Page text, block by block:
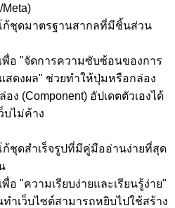
ก้ชุดมาตรฐานสากลที่มีชิ้นส่วน
พื่อ "จัดการความซับซ้อนของการ
สดงผล" ช่วยทำให้ปุ่มหรือกล่อง
ง (Component) อัปเดตตัวเองได้
บไม่ค้าง
ก้ชุดสำเร็จรูปที่มีคู่มืออ่านง่ายที่สุด
พื่อ "ความเรียบง่ายและเรียนรู้ง่าย"
ำเว็บไซต์สามารถหยิบไปใช้สร้าง